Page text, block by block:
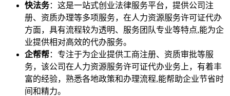
快法务：这是一站式创业法律服务平台，提供公司注
册、资质办理等多项服务，在人力资源服务许可证代办
方面，具有流程较为透明、服务团队专业等特点,能为企
业提供相对高效的代办服务。
企帮帮：专注于为企业提供工商注册、资质审批等服
务，该公司在人力资源服务许可证代办业务上，有着丰
富的经验，熟悉各地政策和办理流程,能帮助企业节省时
间和精力。